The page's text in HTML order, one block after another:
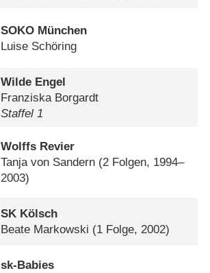
SOKO München
Luise Schöring
Wilde Engel
Franziska Borgardt
Staffel 1
Wolffs Revier
Tanja von Sandern (2 Folgen, 1994–
2003)
SK Kölsch
Beate Markowski (1 Folge, 2002)
sk-Babies